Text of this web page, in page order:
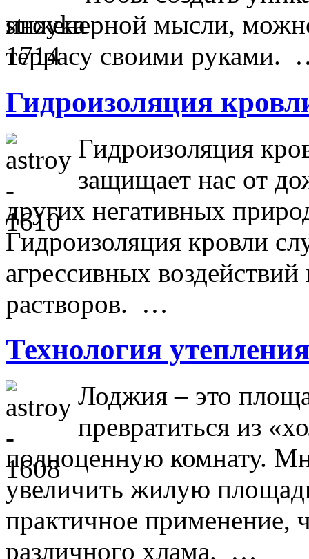
инженерной мысли,
террасу своими руками.
Гидроизоляция
Гидроизоляция
защищает нас от
других негативных
Гидроизоляция кровли
агрессивных
растворов. …
Технология
Лоджия – это
превратиться из
полноценную комнату.
увеличить жилую
практичное применение,
различного хлама. …